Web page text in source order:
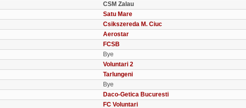
CSM Zalau
Satu Mare
Csikszereda M. Ciuc
Aerostar
FCSB
Bye
Voluntari 2
Tarlungeni
Bye
Daco-Getica Bucuresti
FC Voluntari